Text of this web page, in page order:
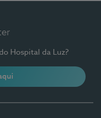
Hospital da Luz?